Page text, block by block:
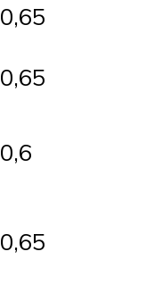
0,65
0,65
0,6
0,65